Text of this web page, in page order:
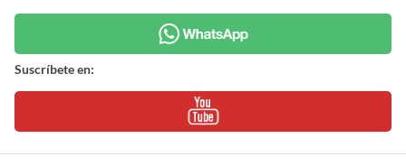
Suscríbete en: